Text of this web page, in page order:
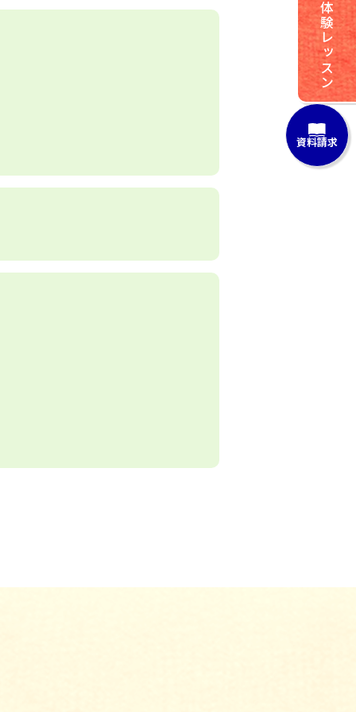
体験レッスン
資料請求